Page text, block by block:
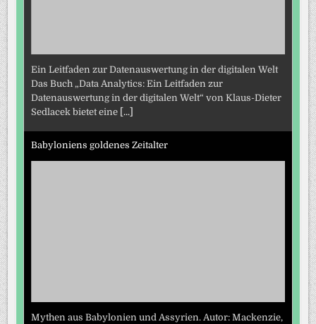
Ein Leitfaden zur Datenauswertung in der digitalen Welt
Das Buch „Data Analytics: Ein Leitfaden zur
Datenauswertung in der digitalen Welt“ von Klaus-Dieter
Sedlacek bietet eine [...]
Babyloniens goldenes Zeitalter
Mythen aus Babylonien und Assyrien. Autor: Mackenzie,